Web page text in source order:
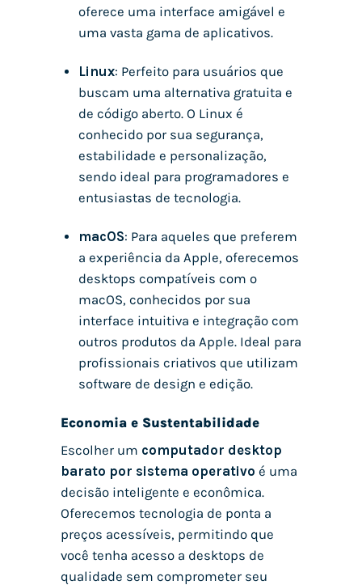
oferece uma interface amigável e
uma vasta gama de aplicativos.
Linux: Perfeito para usuários que
buscam uma alternativa gratuita e
de código aberto. O Linux é
conhecido por sua segurança,
estabilidade e personalização,
sendo ideal para programadores e
entusiastas de tecnologia.
macOS: Para aqueles que preferem
a experiência da Apple, oferecemos
desktops compatíveis com o
macOS, conhecidos por sua
interface intuitiva e integração com
outros produtos da Apple. Ideal para
profissionais criativos que utilizam
software de design e edição.
Economia e Sustentabilidade
Escolher um computador desktop
barato por sistema operativo é uma
decisão inteligente e econômica.
Oferecemos tecnologia de ponta a
preços acessíveis, permitindo que
você tenha acesso a desktops de
qualidade sem comprometer seu